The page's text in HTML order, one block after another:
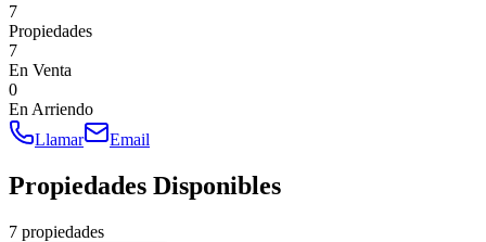
7
Propiedades
7
En Venta
0
En Arriendo
Llamar
Email
Propiedades Disponibles
7 propiedades